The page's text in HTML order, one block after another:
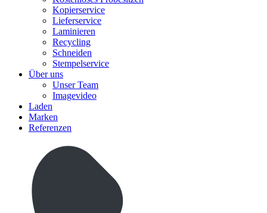
Kopierservice
Lieferservice
Laminieren
Recycling
Schneiden
Stempelservice
Über uns
Unser Team
Imagevideo
Laden
Marken
Referenzen